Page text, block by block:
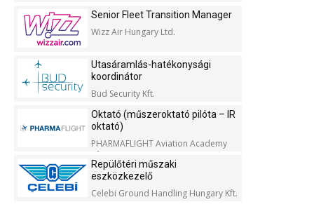
Senior Fleet Transition Manager
Wizz Air Hungary Ltd.
Utasáramlás-hatékonysági
koordinátor
Bud Security Kft.
Oktató (műszeroktató pilóta – IR
oktató)
PHARMAFLIGHT Aviation Academy
Kft.
Repülőtéri műszaki
eszközkezelő
Celebi Ground Handling Hungary Kft.